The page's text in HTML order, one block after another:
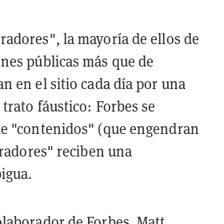
la mayoría de ellos de
públicas más que de
en el sitio cada día por una
fáustico: Forbes se
"contenidos" (que engendran
reciben una